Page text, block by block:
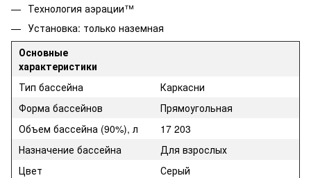
Технология аэрации™
Установка: только наземная
Основные
характеристики
Тип бассейна
Каркасни
Форма бассейнов
Прямоугольная
Объем бассейна (90%), л
17 203
Назначение бассейна
Для взрослых
Цвет
Серый